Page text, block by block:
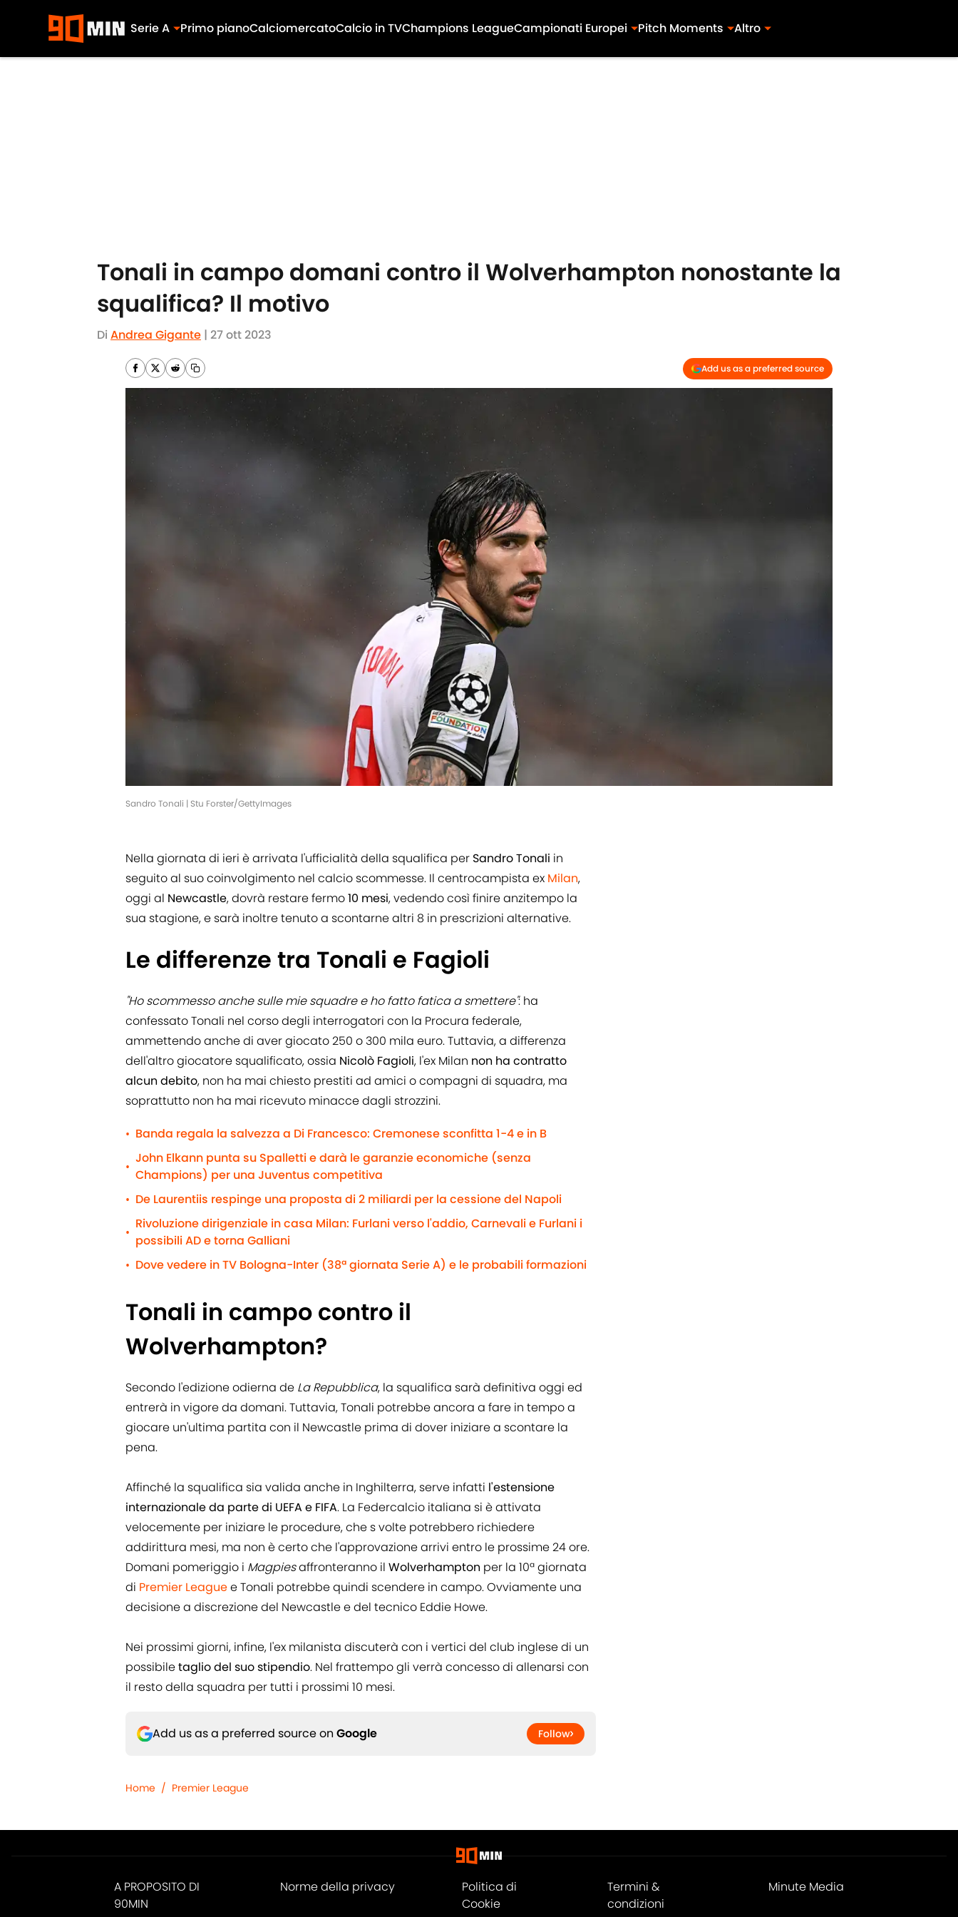
Serie A Primo pianoCalciomercatoCalcio in TVChampions LeagueCampionati Europei Pitch Moments Altro
Tonali in campo domani contro il Wolverhampton nonostante la
squalifica? Il motivo
Di Andrea Gigante | 27 ott 2023
Add us as a preferred source
Sandro Tonali | Stu Forster/GettyImages
Nella giornata di ieri è arrivata l'ufficialità della squalifica per Sandro Tonali in
seguito al suo coinvolgimento nel calcio scommesse. Il centrocampista ex Milan,
oggi al Newcastle, dovrà restare fermo10 mesi, vedendo così finire anzitempo la
sua stagione, e sarà inoltre tenuto a scontarne altri 8 in prescrizioni alternative.
Le differenze tra Tonali e Fagioli
"Ho scommesso anche sulle mie squadre e ho fatto fatica a smettere": ha
confessato Tonali nel corso degli interrogatori con la Procura federale,
ammettendo anche di aver giocato 250 o 300 mila euro. Tuttavia, a differenza
dell'altro giocatore squalificato, ossia Nicolò Fagioli, l'ex Milan non ha contratto
alcun debito, non ha mai chiesto prestiti ad amici o compagni di squadra, ma
soprattutto non ha mai ricevuto minacce dagli strozzini.
• Banda regala la salvezza a Di Francesco: Cremonese sconfitta 1-4 e in B
•
John Elkann punta su Spalletti e darà le garanzie economiche (senza
Champions) per una Juventus competitiva
• De Laurentiis respinge una proposta di 2 miliardi per la cessione del Napoli
•
Rivoluzione dirigenziale in casa Milan: Furlani verso l'addio, Carnevali e Furlani i
possibili AD e torna Galliani
• Dove vedere in TV Bologna-Inter (38ª giornata Serie A) e le probabili formazioni
Tonali in campo contro il
Wolverhampton?
Secondo l'edizione odierna de La Repubblica, la squalifica sarà definitiva oggi ed
entrerà in vigore da domani. Tuttavia, Tonali potrebbe ancora a fare in tempo a
giocare un'ultima partita con il Newcastle prima di dover iniziare a scontare la
pena.
Affinché la squalifica sia valida anche in Inghilterra, serve infatti l'estensione
internazionale da parte di UEFA e FIFA. La Federcalcio italiana si è attivata
velocemente per iniziare le procedure, che s volte potrebbero richiedere
addirittura mesi, ma non è certo che l'approvazione arrivi entro le prossime 24 ore.
Domani pomeriggio i Magpiesaffronteranno il Wolverhampton per la 10ª giornata
di Premier Leaguee Tonali potrebbe quindi scendere in campo. Ovviamente una
decisione a discrezione del Newcastle e del tecnico Eddie Howe.
Nei prossimi giorni, infine, l'ex milanista discuterà con i vertici del club inglese di un
possibiletaglio del suo stipendio. Nel frattempo gli verrà concesso di allenarsi con
il resto della squadra per tutti i prossimi 10 mesi.
Add us as a preferred source on Google Follow
Home / Premier League
A PROPOSITO DI
90MIN
Norme della privacy
Politica di
Cookie
Termini &
condizioni
Minute Media